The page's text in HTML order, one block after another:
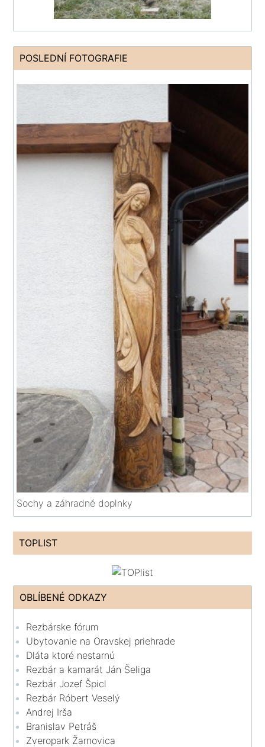
POSLEDNÍ FOTOGRAFIE
Sochy a záhradné doplnky
TOPLIST
OBLÍBENÉ ODKAZY
Rezbárske fórum
Ubytovanie na Oravskej priehrade
Dláta ktoré nestarnú
Rezbár a kamarát Ján Šeliga
Rezbár Jozef Špicl
Rezbár Róbert Veselý
Andrej Irša
Branislav Petráš
Zveropark Žarnovica